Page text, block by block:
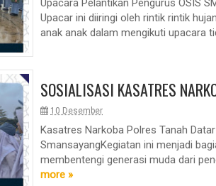
Upacara Pelantikan Pengurus OSIS
Upacar ini diiringi oleh rintik rintik
anak anak dalam mengikuti upacara
SOSIALISASI KASATRES
10 Desember
Kasatres Narkoba Polres Tanah
SmansayangKegiatan ini menjadi
membentengi generasi muda dari
more »